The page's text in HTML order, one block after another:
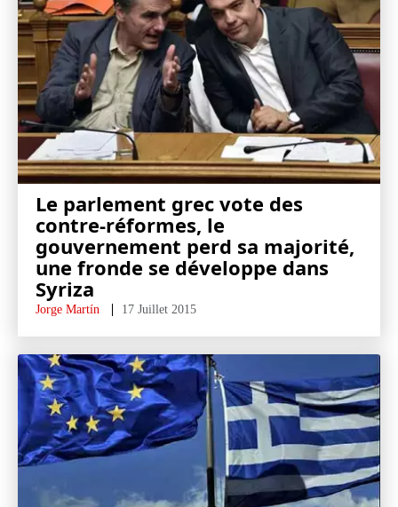
Le parlement grec vote des
contre-réformes, le
gouvernement perd sa majorité,
une fronde se développe dans
Syriza
Jorge Martín 17 Juillet 2015